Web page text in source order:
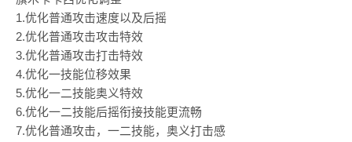
1.优化普通攻击速度以及后摇
2.优化普通攻击攻击特效
3.优化普通攻击打击特效
4.优化一技能位移效果
5.优化一二技能奥义特效
6.优化一二技能后摇衔接技能更流畅
7.优化普通攻击，一二技能，奥义打击感